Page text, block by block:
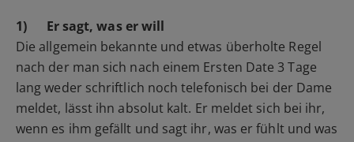
1) Er sagt, was er will
Die allgemein bekannte und etwas überholte Regel
nach der man sich nach einem Ersten Date 3 Tage
lang weder schriftlich noch telefonisch bei der Dame
meldet, lässt ihn absolut kalt. Er meldet sich bei ihr,
wenn es ihm gefällt und sagt ihr, was er fühlt und was